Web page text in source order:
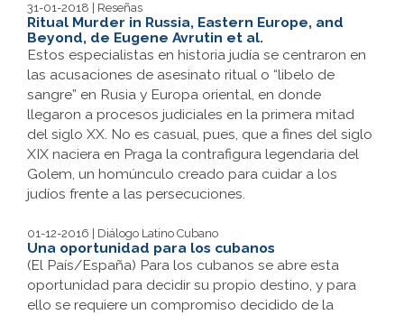
31-01-2018 | Reseñas
Ritual Murder in Russia, Eastern Europe, and
Beyond, de Eugene Avrutin et al.
Estos especialistas en historia judía se centraron en
las acusaciones de asesinato ritual o “libelo de
sangre” en Rusia y Europa oriental, en donde
llegaron a procesos judiciales en la primera mitad
del siglo XX. No es casual, pues, que a fines del siglo
XIX naciera en Praga la contrafigura legendaria del
Golem, un homúnculo creado para cuidar a los
judíos frente a las persecuciones.
01-12-2016 | Diálogo Latino Cubano
Una oportunidad para los cubanos
(El País/España) Para los cubanos se abre esta
oportunidad para decidir su propio destino, y para
ello se requiere un compromiso decidido de la